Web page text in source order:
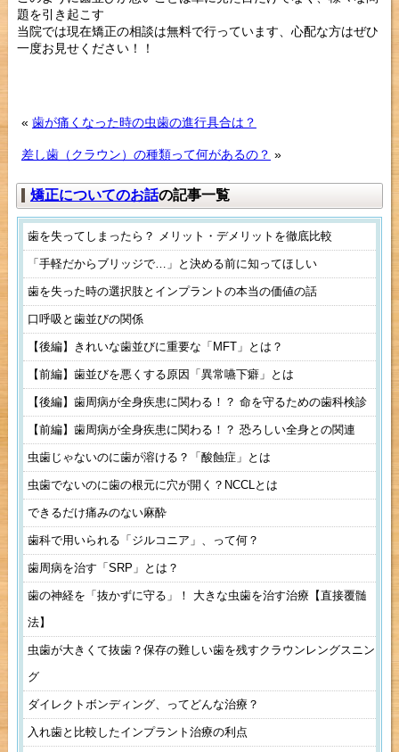
題を引き起こす
当院では現在矯正の相談は無料で行っています、心配な方はぜひ
一度お見せください！！
« 歯が痛くなった時の虫歯の進行具合は？
差し歯（クラウン）の種類って何があるの？ »
矯正についてのお話の記事一覧
歯を失ってしまったら？ メリット・デメリットを徹底比較
「手軽だからブリッジで…」と決める前に知ってほしい
歯を失った時の選択肢とインプラントの本当の価値の話
口呼吸と歯並びの関係
【後編】きれいな歯並びに重要な「MFT」とは？
【前編】歯並びを悪くする原因「異常嚥下癖」とは
【後編】歯周病が全身疾患に関わる！？ 命を守るための歯科検診
【前編】歯周病が全身疾患に関わる！？ 恐ろしい全身との関連
虫歯じゃないのに歯が溶ける？「酸蝕症」とは
虫歯でないのに歯の根元に穴が開く？NCCLとは
できるだけ痛みのない麻酔
歯科で用いられる「ジルコニア」、って何？
歯周病を治す「SRP」とは？
歯の神経を「抜かずに守る」！ 大きな虫歯を治す治療【直接覆髄
法】
虫歯が大きくて抜歯？保存の難しい歯を残すクラウンレングスニン
グ
ダイレクトボンディング、ってどんな治療？
入れ歯と比較したインプラント治療の利点